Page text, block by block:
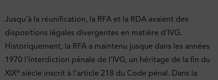
Jusqu’à la réunification, la RFA et la RDA avaient des
dispositions légales divergentes en matière d’IVG.
Historiquement, la RFA a maintenu jusque dans les années
1970 l’interdiction pénale de l’IVG, un héritage de la fin du
XIXe siècle inscrit à l’article 218 du Code pénal. Dans la